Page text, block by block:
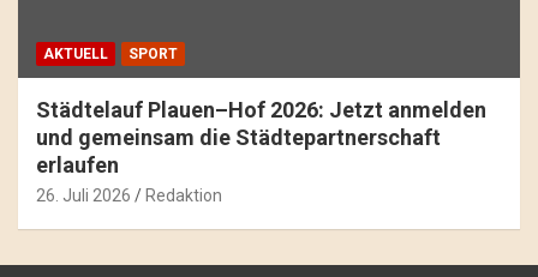
AKTUELL SPORT
Städtelauf Plauen–Hof 2026: Jetzt anmelden
und gemeinsam die Städtepartnerschaft
erlaufen
26. Juli 2026 Redaktion